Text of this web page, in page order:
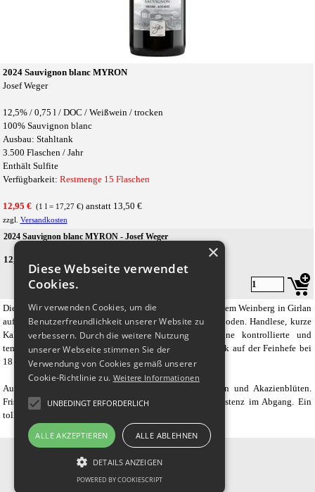
2024 Sauvignon blanc MYRON
Josef Weger
12,5% / 0,75 l /DOC / Weißwein / trocken
100% Sauvignon blanc
Ausbau: Stahltank
3.500 Flaschen / Jahr
Enthält Sulfite
Verfügbarkeit: Restmenge 15 Flaschen
12,95 € (1 l = 17,27 €) anstatt 13,50 €
zzgl. Versandkosten
2024 Sauvignon blanc MYRON - Josef Weger
12,95 €
Die Sauvignon-Trauben für denMYRON
stammen aus einem Weinberg in Girlan
auf 450 Meter Höhe mit schottrigem-sandigen Moränenboden. Handlese, kurze
Kaltmazeration, nach schonender Pressung erfolgt eine kontrollierte und
temperaturgesteuerte Gärung und Ausbau in Edelstahltank auf der Feinhefe bei
18 Grad Celsius.
Ausgeprägte Aromen von Holunderblüten, Stachelbeeren und Akazienblüten.
Frischer, eleganter Körper, saftig, mineralisch, gute Persistenz im Abgang. Ein
toller Sauvignon mit sehr gutem Preis-Genuss-Verhältnis.
Vinothek Laveneziana
T:  06182 3930
Inh. Frank Laveneziana
F:  03222 2427 696
Fritz-Reuter-Straße 17
M: 01525 4039 268
×
Diese Webseite verwendet
Cookies.
Wir verwenden Cookies, um die
Benutzerfreundlichkeit unserer Website zu
verbessern. Durch die weitere Nutzung
unserer Webseite stimmen Sie der
Verwendung von Cookies gemäß unserer
Cookie-Richtlinie zu. Weitere Informationen
UNBEDINGT ERFORDERLICH
ALLE AKZEPTIEREN ALLE ABLEHNEN
DETAILS ANZEIGEN
POWERED BY COOKIESCRIPT